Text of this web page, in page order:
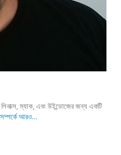
ম্যাক, এবং উইন্ডোজের জন্য একটি
আরও...